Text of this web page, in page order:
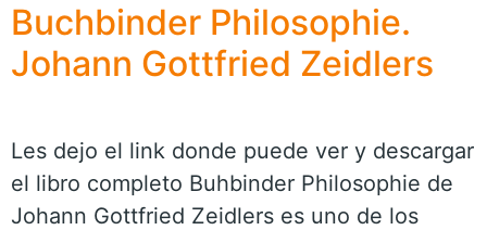
Buchbinder Philosophie.
Johann Gottfried Zeidlers
Les dejo el link donde puede ver y descargar
el libro completo Buhbinder Philosophie de
Johann Gottfried Zeidlers es uno de los